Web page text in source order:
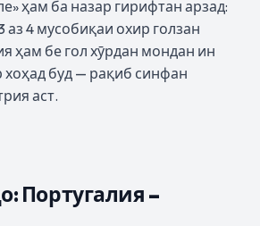
ҳам ба назар гирифтан арзад:
аз 4 мусобиқаи охир голзан
ҳам бе гол хӯрдан мондан ин
буд — рақиб синфан
аст.
Португалия –